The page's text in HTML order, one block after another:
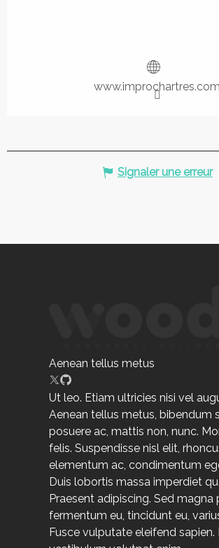
www.improchartres.com
Signaler une erreur
Aenean tellus metus
Ut leo. Etiam ultricies nisi vel
Aenean tellus metus, bibendum
posuere ac, mattis non, nunc.
felis. Suspendisse nisl elit,
elementum ac, condimentum
Duis lobortis massa imperdiet
Praesent adipiscing. Sed magna
fermentum eu, tincidunt eu,
Fusce vulputate eleifend sapien.